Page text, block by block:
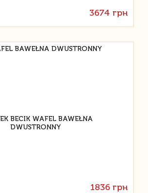
3674 грн
BAWEŁNA DWUSTRONNY
1836 грн